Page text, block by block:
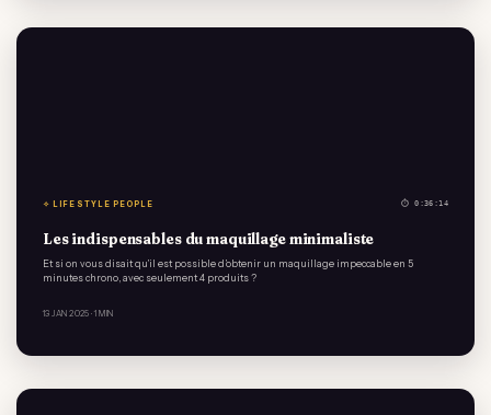
✧ LIFESTYLE PEOPLE ⏱ 0:36:14
Les indispensables du maquillage minimaliste
Et si on vous disait qu’il est possible d’obtenir un maquillage impeccable en 5
minutes chrono, avec seulement 4 produits ?
13 JAN 2025 · 1 MIN